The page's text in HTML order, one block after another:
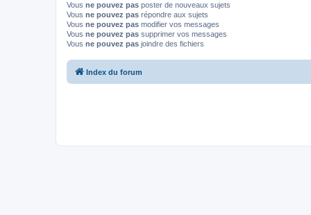
Vous ne pouvez pas poster de nouveaux sujets
Vous ne pouvez pas répondre aux sujets
Vous ne pouvez pas modifier vos messages
Vous ne pouvez pas supprimer vos messages
Vous ne pouvez pas joindre des fichiers
Index du forum